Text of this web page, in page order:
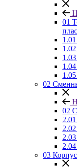
01
02
02
03